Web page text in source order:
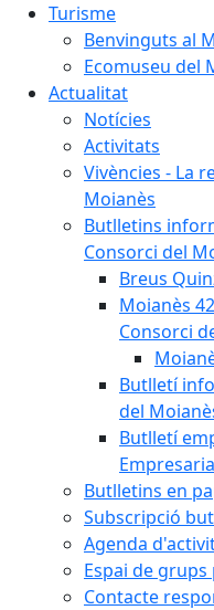
Turisme
Benvinguts al
Ecomuseu del
Actualitat
Notícies
Activitats
Vivències - La
Moianès
Butlletins
Consorci del
Breus
Moianès
Consorci
Butlletí
del
Butlletí
Butlletins en
Subscripció
Agenda
Espai de grups
Contacte